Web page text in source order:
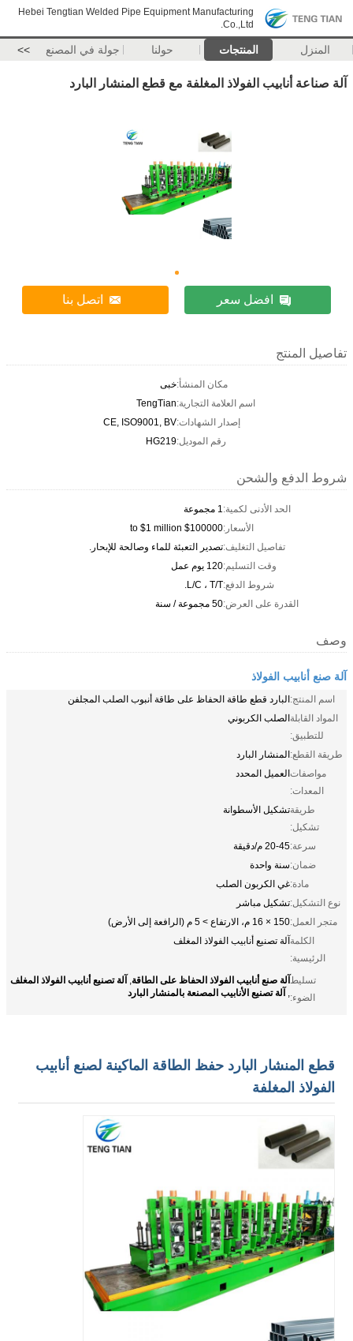
Hebei Tengtian Welded Pipe Equipment Manufacturing
Co.,Ltd.
المنزل المنتجات حولنا جولة في المصنع >>
آلة صناعة أنابيب الفولاذ المغلفة مع قطع المنشار البارد
افضل سعر اتصل بنا
تفاصيل المنتج
مكان المنشأ:خبى
اسم العلامة التجارية:TengTian
إصدار الشهادات:CE, ISO9001, BV
رقم الموديل:HG219
شروط الدفع والشحن
الحد الأدنى لكمية:1 مجموعة
الأسعار:$100000 to $1 million
تفاصيل التغليف:تصدير التعبئة للماء وصالحة للإبحار.
وقت التسليم:120 يوم عمل
شروط الدفع:L/C ، T/T.
القدرة على العرض:50 مجموعة / سنة
وصف
آلة صنع أنابيب الفولاذ
اسم المنتج:البارد قطع طاقة الحفاظ على طاقة أنبوب الصلب المجلفن
المواد القابلة
للتطبيق:
الصلب الكربوني
طريقة القطع:المنشار البارد
مواصفات
المعدات:
العميل المحدد
طريقة
تشكيل:
تشكيل الأسطوانة
سرعة:20-45 م/دقيقة
ضمان:سنة واحدة
مادة:غي الكربون الصلب
نوع التشكيل:تشكيل مباشر
متجر العمل:150 × 16 م، الارتفاع > 5 م (الرافعة إلى الأرض)
الكلمة
الرئيسية:
آلة تصنيع أنابيب الفولاذ المغلف
تسليط
الضوء:
آلة صنع أنابيب الفولاذ الحفاظ على الطاقة, آلة تصنيع أنابيب الفولاذ المغلف
, آلة تصنيع الأنابيب المصنعة بالمنشار البارد
قطع المنشار البارد حفظ الطاقة الماكينة لصنع أنابيب
الفولاذ المغلفة